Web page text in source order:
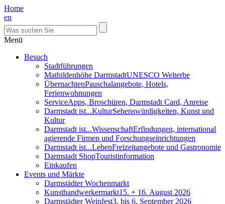
Home
en
Menü
Besuch
Stadtführungen
Mathildenhöhe DarmstadtUNESCO Welterbe
ÜbernachtenPauschalangebote, Hotels,
Ferienwohnungen
ServiceApps, Broschüren, Darmstadt Card, Anreise
Darmstadt ist...KulturSehenswürdigkeiten, Kunst und
Kultur
Darmstadt ist...WissenschaftErfindungen, international
agierende Firmen und Forschungseinrichtungen
Darmstadt ist...LebenFreizeitangebote und Gastronomie
Darmstadt ShopTouristinformation
Einkaufen
Events und Märkte
Darmstädter Wochenmarkt
Kunsthandwerkermarkt15. + 16. August 2026
Darmstädter Weinfest3. bis 6. September 2026